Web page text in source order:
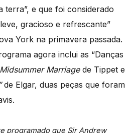
terra”, e que foi considerado
gracioso e refrescante”
York na primavera passada.
agora inclui as “Danças
Marriagede Tippet e
de Elgar, duas peças que foram
programado que Sir Andrew